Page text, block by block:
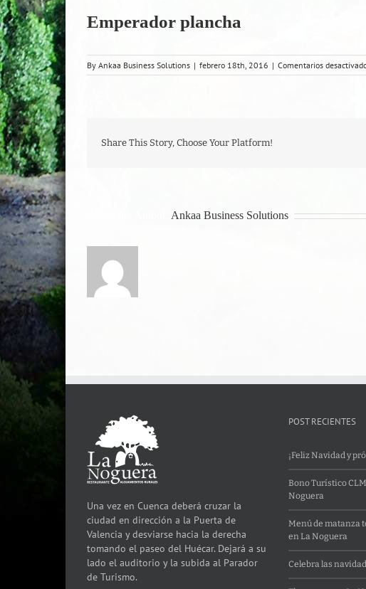
Emperador plancha
By Ankaa Business Solutions | febrero 18th, 2016 | Comentarios
Share This Story, Choose Your Platform!
Ankaa Business Solutions
Una vez en Cuenca deberá cruzar la
ciudad en dirección a la Puerta de
Valencia y desviarse hacia la derecha
tomando el paseo del Huécar. Dejará a su
lado el auditorio y la subida al Parador
de Turismo.
POST RECIENTES
¡Feliz Navidad y
Bono Turístico
Noguera
Menú de matanza
en La Noguera
Celebra las